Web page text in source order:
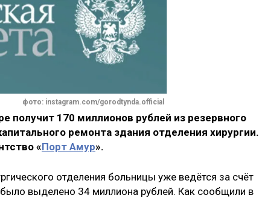
фото: instagram.com/gorodtynda.official
получит 170 миллионов рублей из резервного
ремонта здания отделения хирургии.
«Порт Амур».
отделения больницы уже ведётся за счёт
выделено 34 миллиона рублей. Как сообщили в